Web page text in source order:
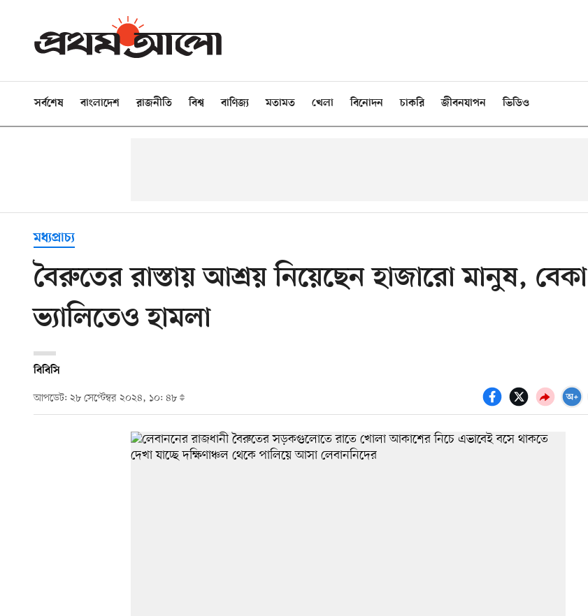
সর্বশেষ বাংলাদেশ রাজনীতি বিশ্ব বাণিজ্য মতামত খেলা বিনোদন চাকরি জীবনযাপন ভিডিও
মধ্যপ্রাচ্য
বৈরুতের রাস্তায় আশ্রয় নিয়েছেন হাজারো মানুষ, বেকা
ভ্যালিতেও হামলা
বিবিসি
আপডেট: ২৮ সেপ্টেম্বর ২০২৪, ১০: ৪৮